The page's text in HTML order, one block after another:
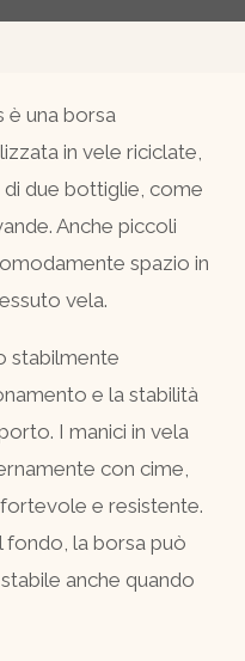
è una borsa
in vele riciclate,
due bottiglie, come
Anche piccoli
spazio in
vela.
stabilmente
e la stabilità
I manici in vela
con cime,
e resistente.
fondo, la borsa può
anche quando